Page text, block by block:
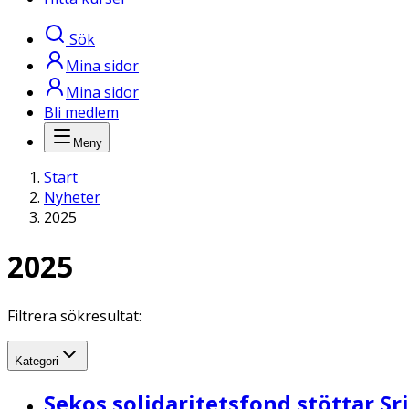
Sök
Mina sidor
Mina sidor
Bli medlem
Meny
Start
Nyheter
2025
2025
Filtrera sökresultat:
Kategori